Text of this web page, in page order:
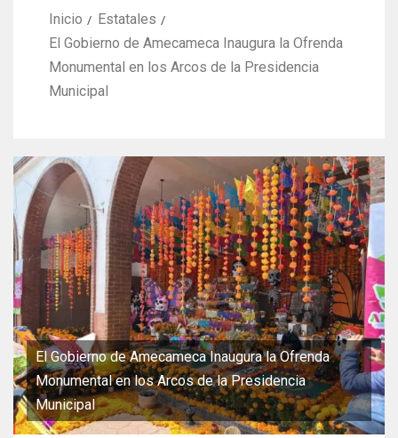
Inicio
Estatales
El Gobierno de Amecameca Inaugura la Ofrenda
Monumental en los Arcos de la Presidencia
Municipal
El Gobierno de Amecameca Inaugura la Ofrenda
Monumental en los Arcos de la Presidencia
Municipal